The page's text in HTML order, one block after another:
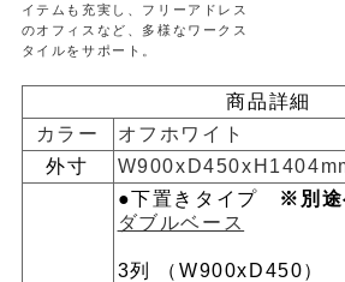
イテムも充実し、フリーアドレス
のオフィスなど、多様なワークス
タイルをサポート。
商品詳細
カラー
オフホワイト
外寸
●下置きタイプ ※別途
ダブルベース
3列 （W900xD450）